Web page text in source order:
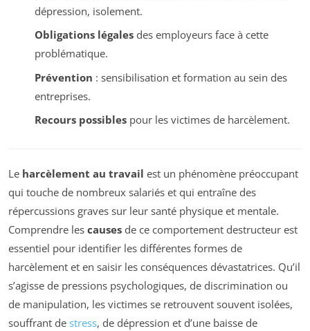
dépression, isolement.
Obligations légalesdes employeurs face à cette
problématique.
Prévention : sensibilisation et formation au sein des
entreprises.
Recours possiblespour les victimes de harcèlement.
Le harcèlement au travail est un phénomène préoccupant
qui touche de nombreux salariés et qui entraîne des
répercussions graves sur leur santé physique et mentale.
Comprendre les causes de ce comportement destructeur est
essentiel pour identifier les différentes formes de
harcèlement et en saisir les conséquences dévastatrices. Qu’il
s’agisse de pressions psychologiques, de discrimination ou
de manipulation, les victimes se retrouvent souvent isolées,
souffrant de stress, de dépression et d’une baisse de